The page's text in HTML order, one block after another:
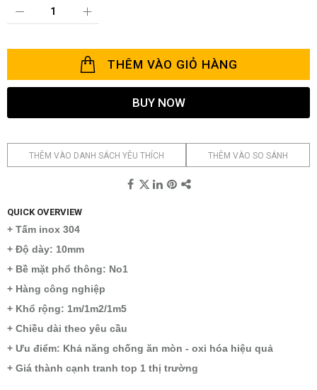
THÊM VÀO GIỎ HÀNG
BUY NOW
THÊM VÀO DANH SÁCH YÊU THÍCH THÊM VÀO SO SÁNH
QUICK OVERVIEW
+ Tấm inox 304
+ Độ dày: 10mm
+ Bề mặt phổ thông: No1
+ Hàng công nghiệp
+ Khổ rộng: 1m/1m2/1m5
+ Chiều dài theo yêu cầu
+ Ưu điểm: Khả năng chống ăn mòn - oxi hóa hiệu quả
+ Giá thành cạnh tranh top 1 thị trường